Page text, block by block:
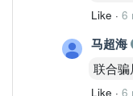
Like · 6
马超海
联合骗
Like · 6